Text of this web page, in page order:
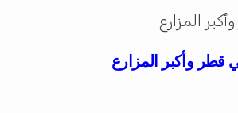
قطر وأكبر المزارع